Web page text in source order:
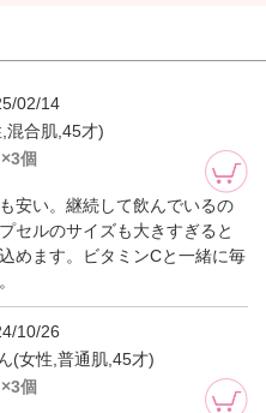
02/14
混合肌,45才)
個
安い。継続して飲んでいるの
セルのサイズも大きすぎると
めます。ビタミンCと一緒に毎
10/26
(女性,普通肌,45才)
個